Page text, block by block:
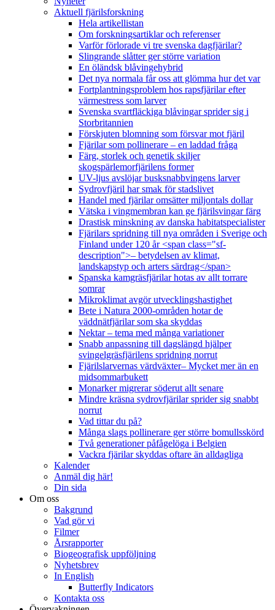
Aktuell fjärilsforskning
Hela artikellistan
Om forskningsartiklar och referenser
Varför förlorade vi tre svenska dagfjärilar?
Slingrande slåtter ger större variation
En öländsk blåvingehybrid
Det nya normala får oss att glömma hur det var
Fortplantningsproblem hos rapsfjärilar efter
värmestress som larver
Svenska svartfläckiga blåvingar sprider sig i
Storbritannien
Förskjuten blomning som försvar mot fjäril
Fjärilar som pollinerare – en laddad fråga
Färg, storlek och genetik skiljer
skogspärlemorfjärilens former
UV-ljus avslöjar busksnabbvingens larver
Sydrovfjäril har smak för stadslivet
Handel med fjärilar omsätter miljontals dollar
Vätska i vingmembran kan ge fjärilsvingar färg
Drastisk minskning av danska habitatspecialister
Fjärilars spridning till nya områden i Sverige och
Finland under 120 år <span class="sf-
description">– betydelsen av klimat,
landskapstyp och arters särdrag</span>
Spanska kamgräsfjärilar hotas av allt torrare
somrar
Mikroklimat avgör utvecklingshastighet
Bete i Natura 2000-områden hotar de
väddnätfjärilar som ska skyddas
Nektar – tema med många variationer
Snabb anpassning till dagslängd hjälper
svingelgräsfjärilens spridning norrut
Fjärilslarvernas värdväxter– Mycket mer än en
midsommarbukett
Monarker migrerar söderut allt senare
Mindre kräsna sydrovfjärilar sprider sig snabbt
norrut
Vad tittar du på?
Många slags pollinerare ger större bomullsskörd
Två generationer påfågelöga i Belgien
Vackra fjärilar skyddas oftare än alldagliga
Kalender
Anmäl dig här!
Din sida
Om oss
Bakgrund
Vad gör vi
Filmer
Årsrapporter
Biogeografisk uppföljning
Nyhetsbrev
In English
Butterfly Indicators
Kontakta oss